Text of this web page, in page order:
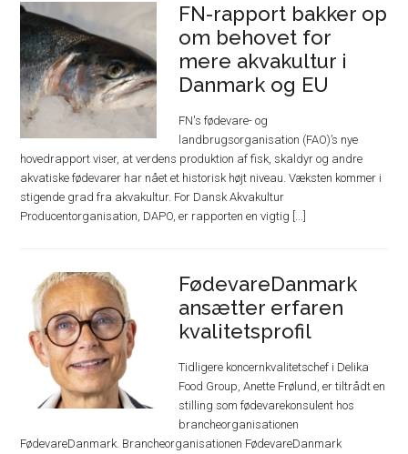
FN-rapport bakker op
om behovet for
mere akvakultur i
Danmark og EU
FN's fødevare- og
landbrugsorganisation (FAO)’s nye
hovedrapport viser, at verdens produktion af fisk, skaldyr og andre
akvatiske fødevarer har nået et historisk højt niveau. Væksten kommer i
stigende grad fra akvakultur. For Dansk Akvakultur
Producentorganisation, DAPO, er rapporten en vigtig [...]
FødevareDanmark
ansætter erfaren
kvalitetsprofil
Tidligere koncernkvalitetschef i Delika
Food Group, Anette Frølund, er tiltrådt en
stilling som fødevarekonsulent hos
brancheorganisationen
FødevareDanmark. Brancheorganisationen FødevareDanmark